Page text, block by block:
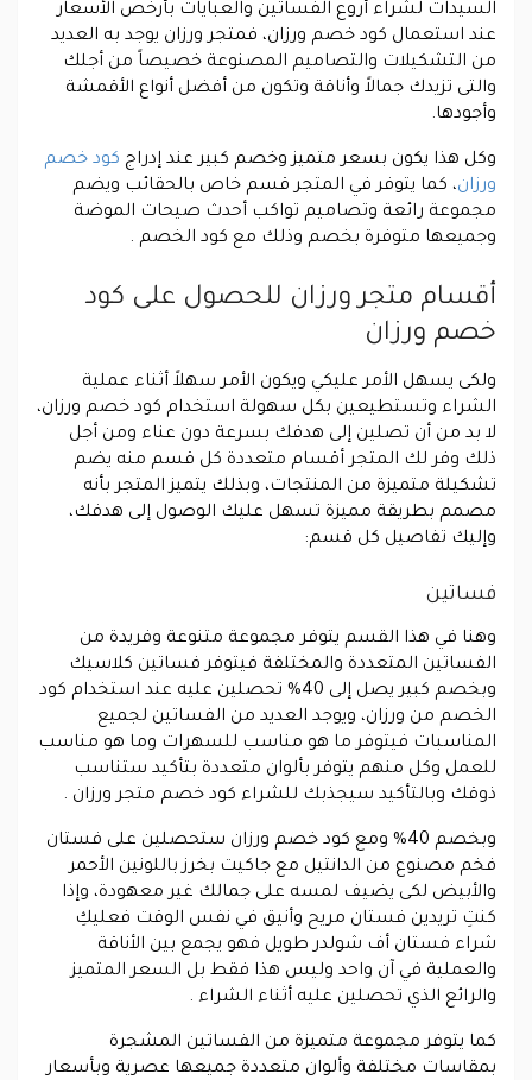
السيدات لشراء أروع الفساتين والعبايات بأرخص الأسعار
عند استعمال كود خصم ورزان، فمتجر ورزان يوجد به العديد
من التشكيلات والتصاميم المصنوعة خصيصاً من أجلك
والتى تزيدك جمالاً وأناقة وتكون من أفضل أنواع الأقمشة
وأجودها.
وكل هذا يكون بسعر متميز وخصم كبير عند إدراج كود خصم
ورزان، كما يتوفر في المتجر قسم خاص بالحقائب ويضم
مجموعة رائعة وتصاميم تواكب أحدث صيحات الموضة
وجميعها متوفرة بخصم وذلك مع كود الخصم .
أقسام متجر ورزان للحصول على كود
خصم ورزان
ولكى يسهل الأمر عليكي ويكون الأمر سهلاً أثناء عملية
الشراء وتستطيعين بكل سهولة استخدام كود خصم ورزان،
لا بد من أن تصلين إلى هدفك بسرعة دون عناء ومن أجل
ذلك وفر لك المتجر أقسام متعددة كل قسم منه يضم
تشكيلة متميزة من المنتجات، وبذلك يتميز المتجر بأنه
مصمم بطريقة مميزة تسهل عليك الوصول إلى هدفك،
وإليك تفاصيل كل قسم:
فساتين
وهنا في هذا القسم يتوفر مجموعة متنوعة وفريدة من
الفساتين المتعددة والمختلفة فيتوفر فساتين كلاسيك
وبخصم كبير يصل إلى 40% تحصلين عليه عند استخدام كود
الخصم من ورزان، ويوجد العديد من الفساتين لجميع
المناسبات فيتوفر ما هو مناسب للسهرات وما هو مناسب
للعمل وكل منهم يتوفر بألوان متعددة بتأكيد ستناسب
ذوقك وبالتأكيد سيجذبك للشراء كود خصم متجر ورزان .
وبخصم 40% ومع كود خصم ورزان ستحصلين على فستان
فخم مصنوع من الدانتيل مع جاكيت بخرز باللونين الأحمر
والأبيض لكى يضيف لمسه على جمالك غير معهودة، وإذا
كنتِ تريدين فستان مريح وأنيق في نفس الوقت فعليكِ
شراء فستان أف شولدر طويل فهو يجمع بين الأناقة
والعملية في آن واحد وليس هذا فقط بل السعر المتميز
والرائع الذي تحصلين عليه أثناء الشراء .
كما يتوفر مجموعة متميزة من الفساتين المشجرة
بمقاسات مختلفة وألوان متعددة جميعها عصرية وبأسعار